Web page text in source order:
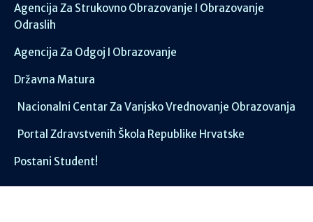
Agencija Za Strukovno Obrazovanje I Obrazovanje
Odraslih
Agencija Za Odgoj I Obrazovanje
Državna Matura
Nacionalni Centar Za Vanjsko Vrednovanje Obrazovanja
Portal Zdravstvenih Škola Republike Hrvatske
Postani Student!